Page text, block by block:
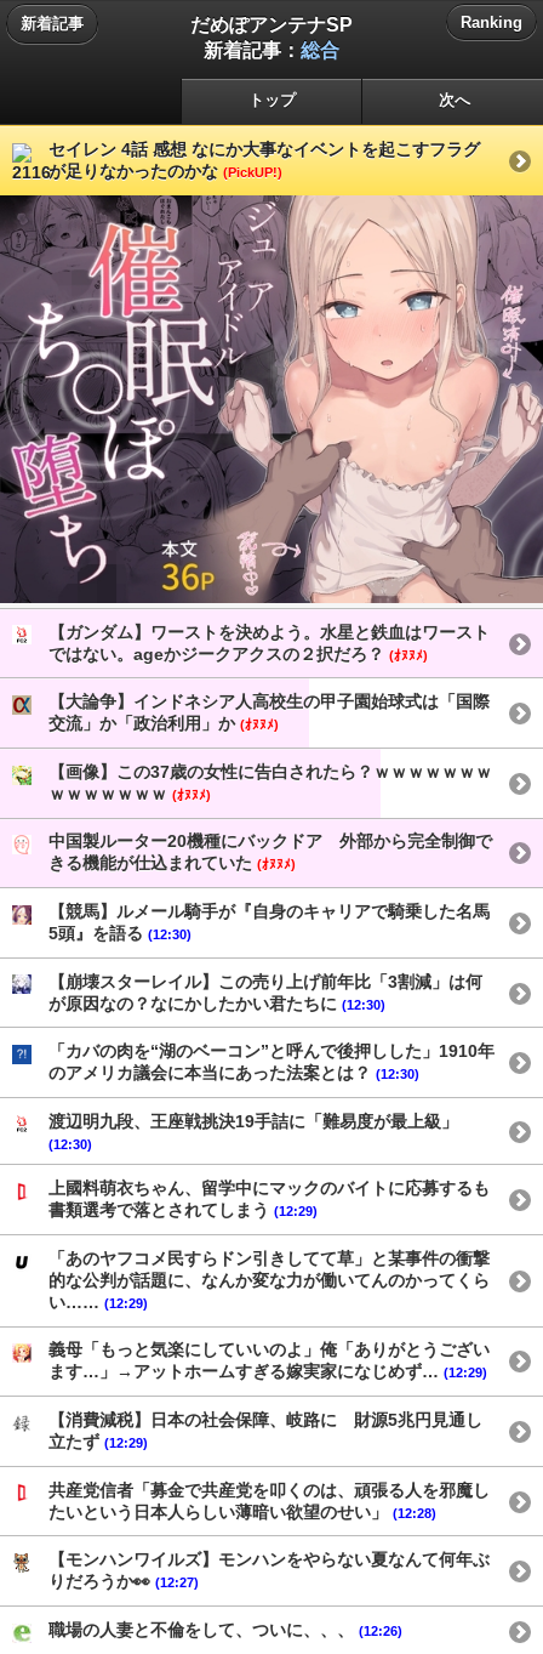
新着記事
だめぽアンテナSP
新着記事： 総合
Ranking
トップ 次へ
セイレン 4話 感想 なにか大事なイベントを起こすフラグ
が足りなかったのかな (PickUP!)
【ガンダム】ワーストを決めよう。水星と鉄血はワースト
ではない。ageかジークアクスの２択だろ？ (ｵﾇﾇﾒ)
【大論争】インドネシア人高校生の甲子園始球式は「国際
交流」か「政治利用」か (ｵﾇﾇﾒ)
【画像】この37歳の女性に告白されたら？ｗｗｗｗｗｗｗ
ｗｗｗｗｗｗｗ (ｵﾇﾇﾒ)
中国製ルーター20機種にバックドア 外部から完全制御で
きる機能が仕込まれていた (ｵﾇﾇﾒ)
【競馬】ルメール騎手が『自身のキャリアで騎乗した名馬
5頭』を語る (12:30)
【崩壊スターレイル】この売り上げ前年比「3割減」は何
が原因なの？なにかしたかい君たちに (12:30)
「カバの肉を“湖のベーコン”と呼んで後押しした」1910年
のアメリカ議会に本当にあった法案とは？ (12:30)
渡辺明九段、王座戦挑決19手詰に「難易度が最上級」
(12:30)
上國料萌衣ちゃん、留学中にマックのバイトに応募するも
書類選考で落とされてしまう (12:29)
「あのヤフコメ民すらドン引きしてて草」と某事件の衝撃
的な公判が話題に、なんか変な力が働いてんのかってくら
い…… (12:29)
義母「もっと気楽にしていいのよ」俺「ありがとうござい
ます…」→アットホームすぎる嫁実家になじめず… (12:29)
【消費減税】日本の社会保障、岐路に 財源5兆円見通し
立たず (12:29)
共産党信者「募金で共産党を叩くのは、頑張る人を邪魔し
たいという日本人らしい薄暗い欲望のせい」
(12:28)
【モンハンワイルズ】モンハンをやらない夏なんて何年ぶ
りだろうか👀 (12:27)
職場の人妻と不倫をして、ついに、、、 (12:26)